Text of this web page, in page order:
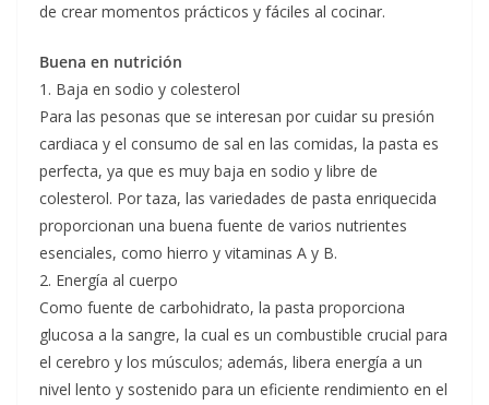
de crear momentos prácticos y fáciles al cocinar.
Buena en nutrición
1. Baja en sodio y colesterol
Para las pesonas que se interesan por cuidar su presión
cardiaca y el consumo de sal en las comidas, la pasta es
perfecta, ya que es muy baja en sodio y libre de
colesterol. Por taza, las variedades de pasta enriquecida
proporcionan una buena fuente de varios nutrientes
esenciales, como hierro y vitaminas A y B.
2. Energía al cuerpo
Como fuente de carbohidrato, la pasta proporciona
glucosa a la sangre, la cual es un combustible crucial para
el cerebro y los músculos; además, libera energía a un
nivel lento y sostenido para un eficiente rendimiento en el